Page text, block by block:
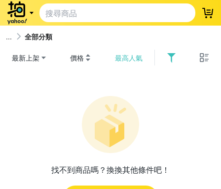
登
全部分類
最新上架 價格 最高人氣
找不到商品嗎？換換其他條件吧！